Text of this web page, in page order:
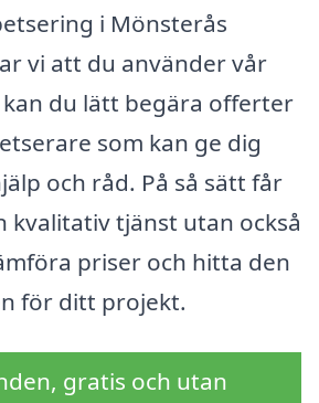
i Mönsterås
vi att du använder vår
du lätt begära offerter
som kan ge dig
och råd. På så sätt får
kvalitativ tjänst utan också
priser och hitta den
för ditt projekt.
gratis och utan